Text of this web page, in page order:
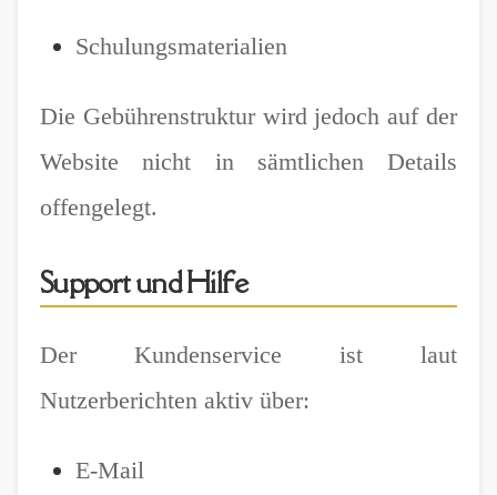
Schulungsmaterialien
Die Gebührenstruktur wird jedoch auf der
Website nicht in sämtlichen Details
offengelegt.
Support und Hilfe
Der Kundenservice ist laut
Nutzerberichten aktiv über:
E-Mail